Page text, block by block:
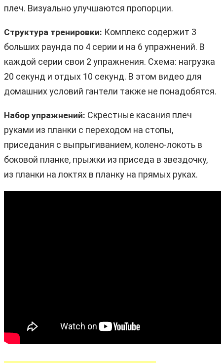
плеч. Визуально улучшаются пропорции.
Структура тренировки: Комплекс содержит 3
больших раунда по 4 серии и на 6 упражнений. В
каждой серии свои 2 упражнения. Схема: нагрузка
20 секунд и отдых 10 секунд. В этом видео для
домашних условий гантели также не понадобятся.
Набор упражнений: Скрестные касания плеч
руками из планки с переходом на стопы,
приседания с выпрыгиванием, колено-локоть в
боковой планке, прыжки из приседа в звездочку,
из планки на локтях в планку на прямых руках.